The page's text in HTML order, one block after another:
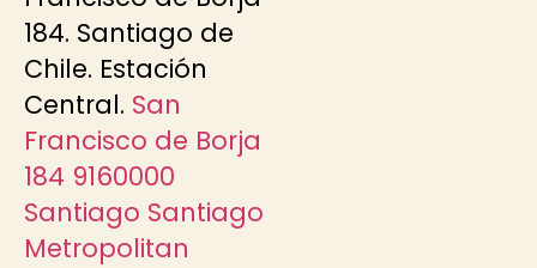
184. Santiago de
Chile. Estación
Central. San
Francisco de Borja
184 9160000
Santiago Santiago
Metropolitan